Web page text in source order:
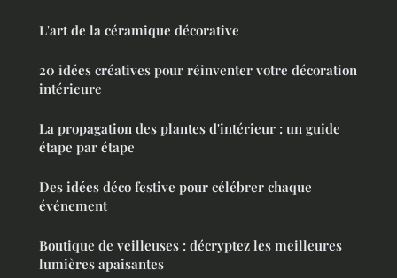
L'art de la céramique décorative
20 idées créatives pour réinventer votre décoration
intérieure
La propagation des plantes d'intérieur : un guide
étape par étape
Des idées déco festive pour célébrer chaque
événement
Boutique de veilleuses : décryptez les meilleures
lumières apaisantes